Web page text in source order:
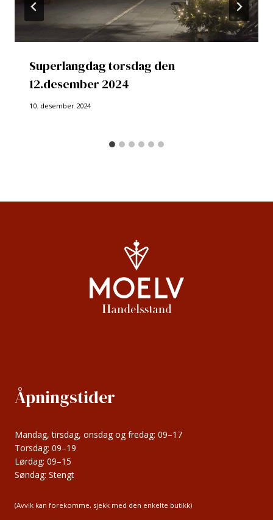
Superlangdag torsdag den
12.desember 2024
10. desember 2024
Åpningstider
Mandag, tirsdag, onsdag og fredag: 09–17
Torsdag: 09–19
Lørdag: 09–15
Søndag: Stengt
(Avvik kan forekomme, sjekk med den enkelte butikk)